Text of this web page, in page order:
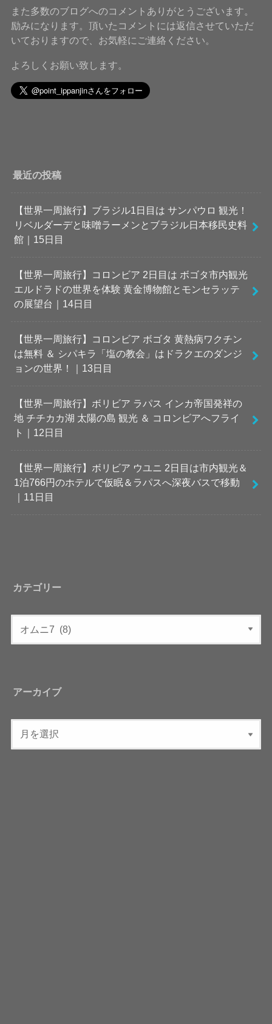
また多数のブログへのコメントありがとうございます。
励みになります。頂いたコメントには返信させていただ
いておりますので、お気軽にご連絡ください。
よろしくお願い致します。
最近の投稿
【世界一周旅行】ブラジル1日目は サンパウロ 観光！
リベルダーデと味噌ラーメンとブラジル日本移民史料
館｜15日目
【世界一周旅行】コロンビア 2日目は ボゴタ市内観光
エルドラドの世界を体験 黄金博物館とモンセラッテ
の展望台｜14日目
【世界一周旅行】コロンビア ボゴタ 黄熱病ワクチン
は無料 ＆ シパキラ「塩の教会」はドラクエのダンジ
ョンの世界！｜13日目
【世界一周旅行】ボリビア ラパス インカ帝国発祥の
地 チチカカ湖 太陽の島 観光 ＆ コロンビアへフライ
ト｜12日目
【世界一周旅行】ボリビア ウユニ 2日目は市内観光＆
1泊766円のホテルで仮眠＆ラパスへ深夜バスで移動
｜11日目
カテゴリー
アーカイブ